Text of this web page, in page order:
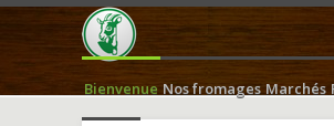
Bienvenue Nos fromages Marchés